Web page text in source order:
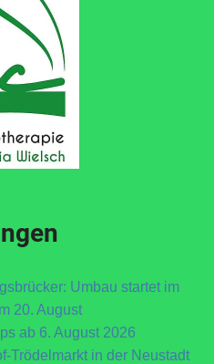
Umbau startet im
20. August
ab 6. August 2026
Trödelmarkt in der Neustadt